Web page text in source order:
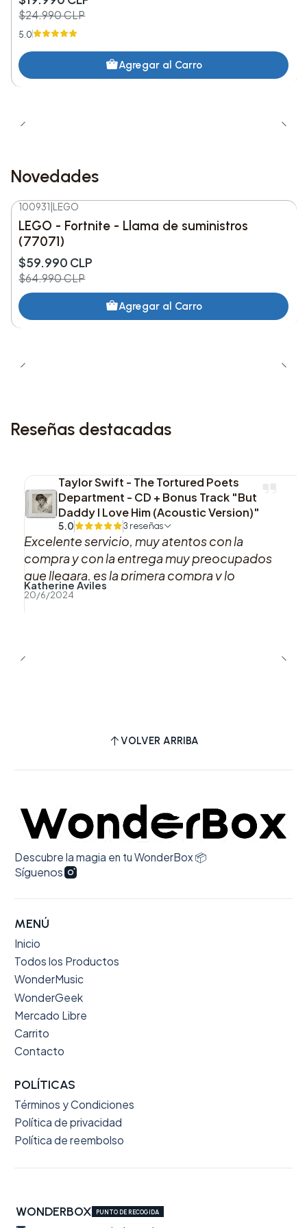
coleccionable claro.
$24.990 CLP
5.0
Agregar al Carro
Novedades
-8%DESC.
Nuevo
100931 LEGO
LEGO - Fortnite - Llama de suministros
(77071)
$59.990 CLP
$64.990 CLP
Agregar al Carro
Reseñas destacadas
Taylor Swift - The Tortured Poets
Department - CD + Bonus Track "But
Daddy I Love Him (Acoustic Version)"
5.0 3 reseñas
Excelente servicio, muy atentos con la
compra y con la entrega muy preocupados
que llegara, es la primera compra y lo
recomiendo al 100%, gracias
Katherine Aviles
20/6/2024
VOLVER ARRIBA
Descubre la magia en tu WonderBox 📦
Síguenos
MENÚ
Inicio
Todos los Productos
WonderMusic
WonderGeek
Mercado Libre
Carrito
Contacto
POLÍTICAS
Términos y Condiciones
Política de privacidad
Política de reembolso
WONDERBOX PUNTO DE RECOGIDA